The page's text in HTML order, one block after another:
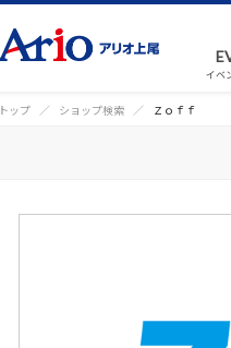
イベ
トップ ショップ検索 Ｚｏｆｆ